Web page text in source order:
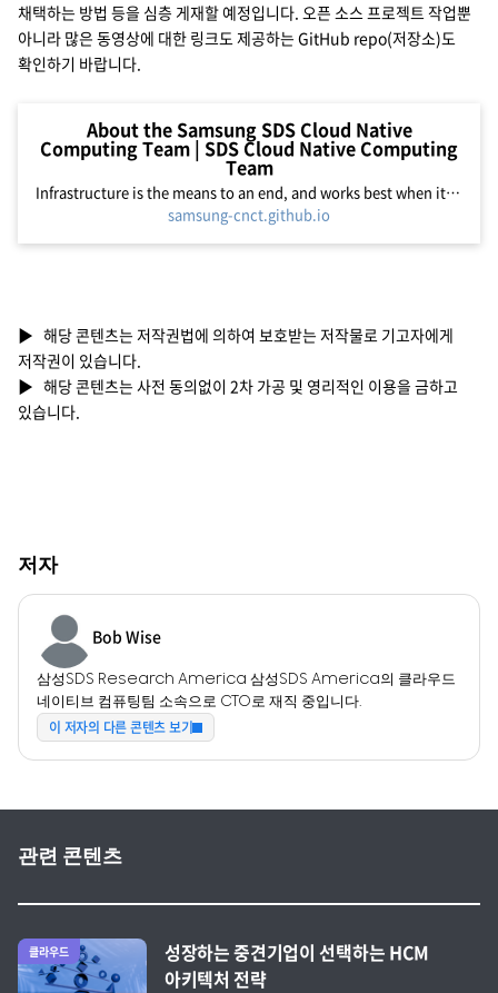
채택하는 방법 등을 심층 게재할 예정입니다. 오픈 소스 프로젝트 작업뿐
아니라 많은 동영상에 대한 링크도 제공하는 GitHub repo(저장소)도
확인하기 바랍니다.
About the Samsung SDS Cloud Native
Computing Team | SDS Cloud Native Computing
Team
Infrastructure is the means to an end, and works best when it stays out of your way. We call this invisible infrastructure ; it typifies the best of modern scalable infrastructure. It is built on open source software, is cloud native, and is delivered ready for production in the trunk release. The S
samsung-cnct.github.io
▶ 해당 콘텐츠는 저작권법에 의하여 보호받는 저작물로 기고자에게
저작권이 있습니다.
▶ 해당 콘텐츠는 사전 동의없이 2차 가공 및 영리적인 이용을 금하고
있습니다.
저자
Bob Wise
삼성SDS Research America 삼성SDS America의 클라우드
네이티브 컴퓨팅팀 소속으로 CTO로 재직 중입니다.
이 저자의 다른 콘텐츠 보기
관련 콘텐츠
전체 글 보기
클라우드
성장하는 중견기업이 선택하는 HCM
아키텍처 전략